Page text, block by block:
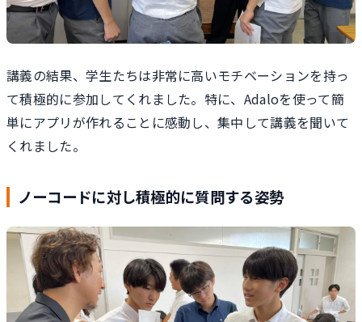
講義の結果、学生たちは非常に高いモチベーションを持っ
て積極的に参加してくれました。特に、Adaloを使って簡
単にアプリが作れることに感動し、集中して講義を聞いて
くれました。
ノーコードに対し積極的に質問する姿勢